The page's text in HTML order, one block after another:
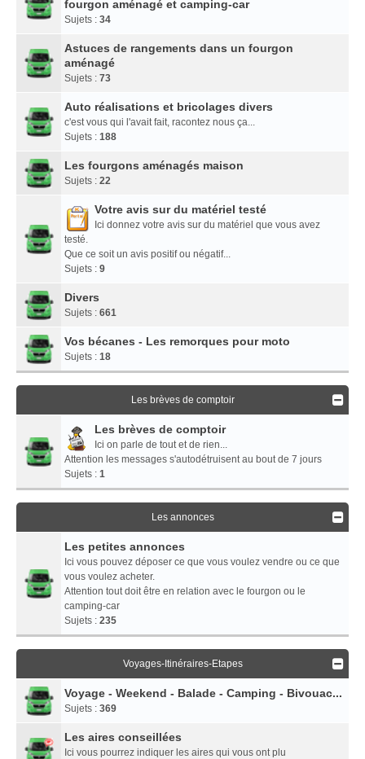
fourgon aménagé et camping-car
Sujets : 34
Astuces de rangements dans un fourgon
aménagé
Sujets : 73
Auto réalisations et bricolages divers
c'est vous qui l'avait fait, racontez nous ça...
Sujets : 188
Les fourgons aménagés maison
Sujets : 22
Votre avis sur du matériel testé
Ici donnez votre avis sur du matériel que vous avez
testé.
Que ce soit un avis positif ou négatif...
Sujets : 9
Divers
Sujets : 661
Vos bécanes - Les remorques pour moto
Sujets : 18
Les brèves de comptoir
Les brèves de comptoir
Ici on parle de tout et de rien...
Attention les messages s'autodétruisent au bout de 7 jours
Sujets : 1
Les annonces
Les petites annonces
Ici vous pouvez déposer ce que vous voulez vendre ou ce que
vous voulez acheter.
Attention tout doit être en relation avec le fourgon ou le
camping-car
Sujets : 235
Voyages-Itinéraires-Etapes
Voyage - Weekend - Balade - Camping - Bivouac...
Sujets : 369
Les aires conseillées
Ici vous pourrez indiquer les aires qui vous ont plu